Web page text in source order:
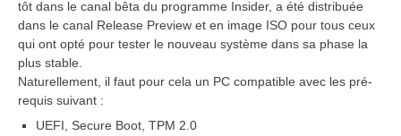
tôt dans le canal bêta du programme Insider, a été distribuée
dans le canal Release Preview et en image ISO pour tous ceux
qui ont opté pour tester le nouveau système dans sa phase la
plus stable.
Naturellement, il faut pour cela un PC compatible avec les pré-
requis suivant :
UEFI, Secure Boot, TPM 2.0